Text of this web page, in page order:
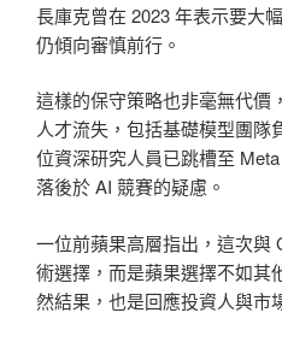
長庫克曾在 2023 年表示要大
仍傾向審慎前行。
這樣的保守策略也非毫無代價
人才流失，包括基礎模型團隊
位資深研究人員已跳槽至
落後於 AI 競賽的疑慮。
一位前蘋果高層指出，這次與
術選擇，而是蘋果選擇不如其
然結果，也是回應投資人與市